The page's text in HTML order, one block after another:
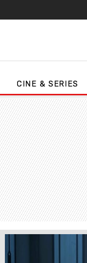
CINE & SERIES